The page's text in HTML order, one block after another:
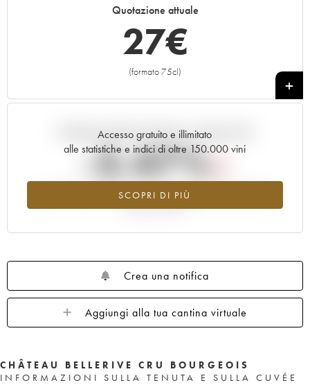
Quotazione attuale
27€
(formato 75cl)
+
Accesso gratuito e illimitato
alle statistiche e indici di oltre 150.000 vini
SCOPRI DI PIÙ
Andamento della quotazione in tempo reale
-3.47%
Tendenza al ribasso per il valore dell'annata 1989 nel 2026
Crea una notifica
Aggiungi alla tua cantina virtuale
CHÂTEAU BELLERIVE CRU BOURGEOIS
INFORMAZIONI SULLA TENUTA E SULLA CUVÉE